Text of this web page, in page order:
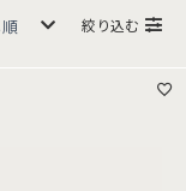
絞り込む